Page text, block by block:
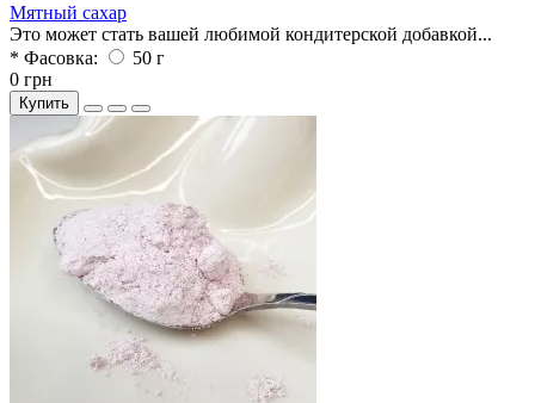
Мятный сахар
Это может стать вашей любимой кондитерской добавкой...
* Фасовка:
50 г
0 грн
Купить